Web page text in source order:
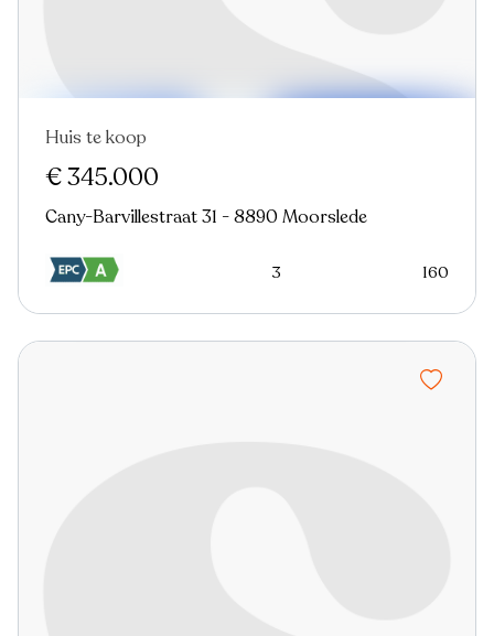
Huis te koop
€ 345.000
Cany-Barvillestraat 31 - 8890 Moorslede
3 160